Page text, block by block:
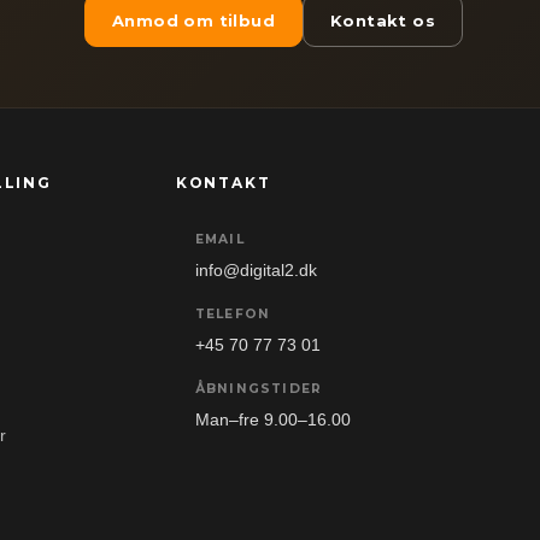
Anmod om tilbud Kontakt os
KONTAKT
EMAIL
info@digital2.dk
TELEFON
+45 70 77 73 01
ÅBNINGSTIDER
Man–fre 9.00–16.00